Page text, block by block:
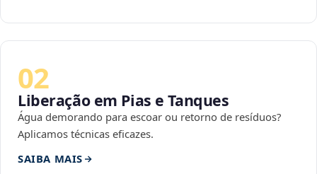
02
Liberação em Pias e Tanques
Água demorando para escoar ou retorno de resíduos?
Aplicamos técnicas eficazes.
SAIBA MAIS